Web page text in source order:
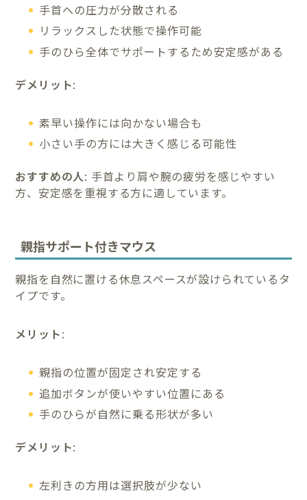
手首への圧力が分散される
リラックスした状態で操作可能
手のひら全体でサポートするため安定感がある
デメリット:
素早い操作には向かない場合も
小さい手の方には大きく感じる可能性
おすすめの人: 手首より肩や腕の疲労を感じやすい
方、安定感を重視する方に適しています。
親指サポート付きマウス
親指を自然に置ける休息スペースが設けられているタ
イプです。
メリット:
親指の位置が固定され安定する
追加ボタンが使いやすい位置にある
手のひらが自然に乗る形状が多い
デメリット:
左利きの方用は選択肢が少ない